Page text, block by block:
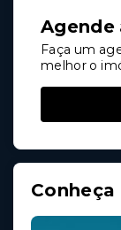
Agende
Faça um
melhor o